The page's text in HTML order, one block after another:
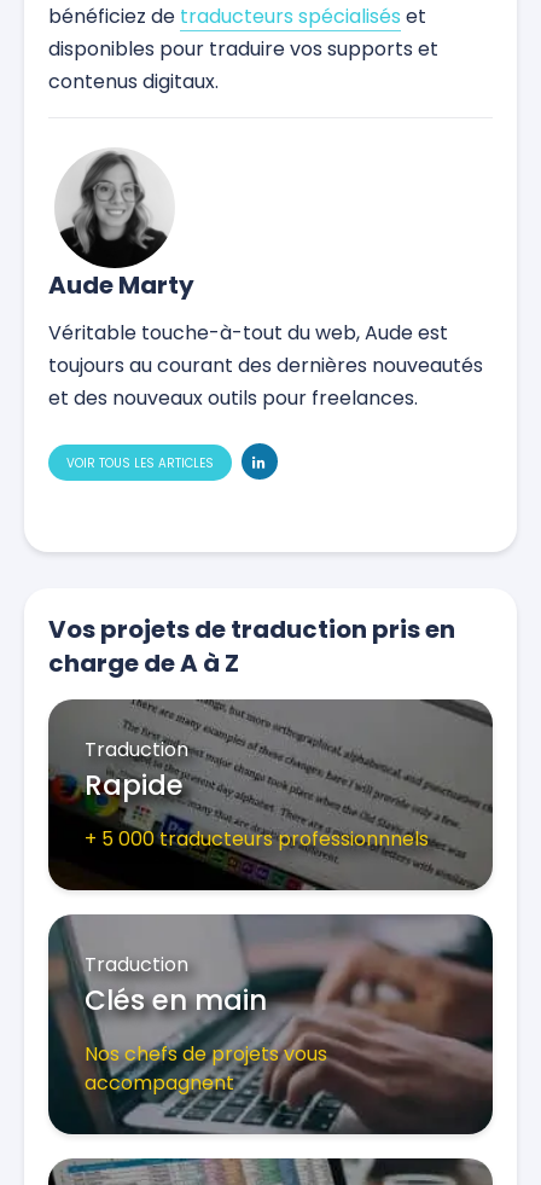
bénéficiez de traducteurs spécialisés et
disponibles pour traduire vos supports et
contenus digitaux.
Aude Marty
Véritable touche-à-tout du web, Aude est
toujours au courant des dernières nouveautés
et des nouveaux outils pour freelances.
VOIR TOUS LES ARTICLES
Vos projets de traduction pris en
charge de A à Z
Traduction
Rapide
+ 5 000 traducteurs professionnnels
Traduction
Clés en main
Nos chefs de projets vous
accompagnent